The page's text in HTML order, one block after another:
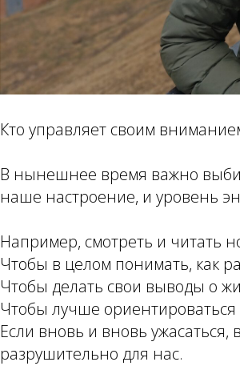
Кто управляет своим
В нынешнее время важно
наше настроение, и уровень
Например, смотреть и читать
Чтобы в целом понимать, как
Чтобы делать свои выводы о
Чтобы лучше ориентироваться
Если вновь и вновь
разрушительно для нас.